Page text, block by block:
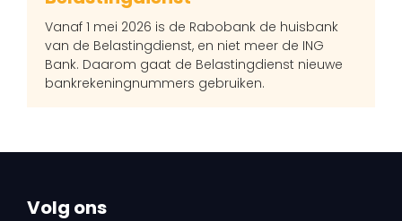
Vanaf 1 mei 2026 is de Rabobank de huisbank
van de Belastingdienst, en niet meer de ING
Bank. Daarom gaat de Belastingdienst nieuwe
bankrekeningnummers gebruiken.
Volg ons